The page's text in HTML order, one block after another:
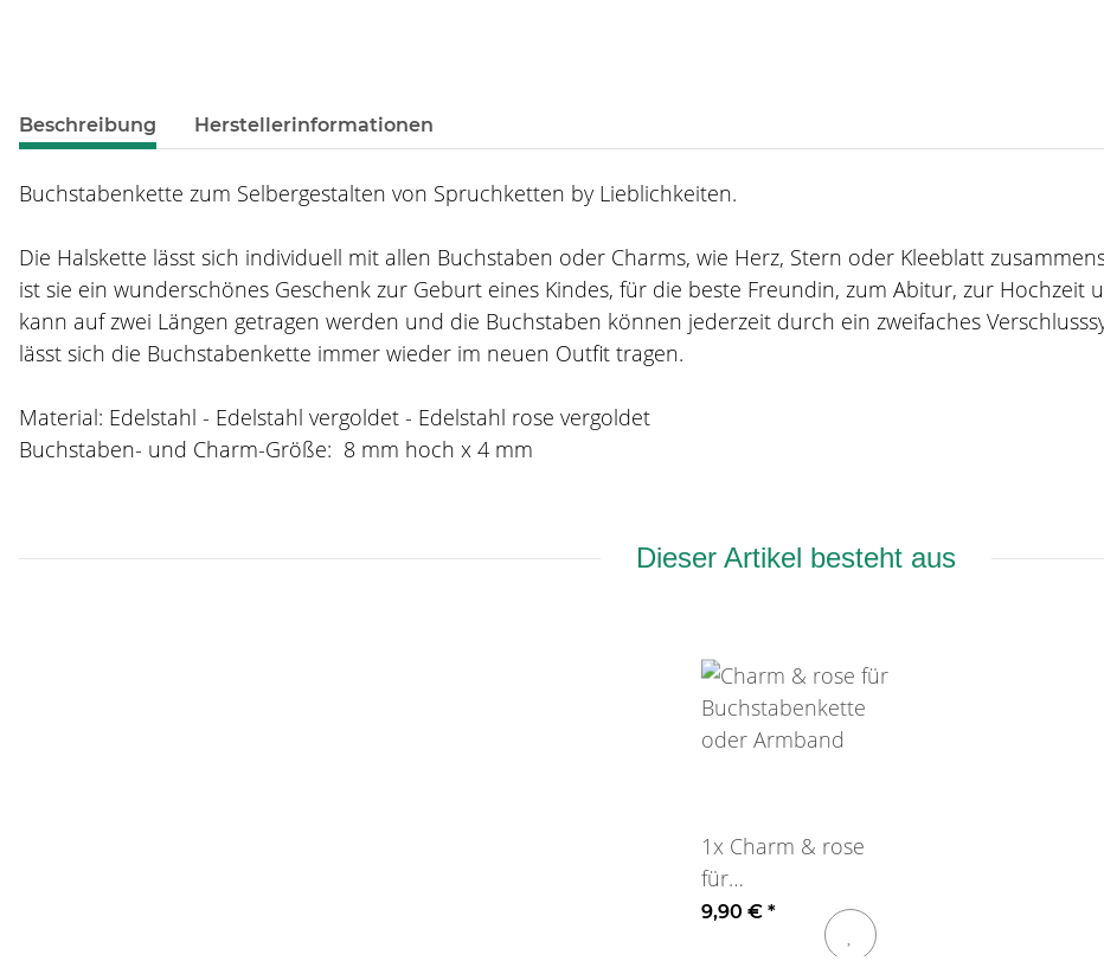
weitere Registerkarten anzeigen
Beschreibung Herstellerinformationen
Buchstabenkette zum Selbergestalten von Spruchketten by Lieblichkeiten.
Die Halskette lässt sich individuell mit allen Buchstaben oder Charms, wie Herz, Stern oder Kleeblatt
ist sie ein wunderschönes Geschenk zur Geburt eines Kindes, für die beste Freundin, zum Abitur, zur Hochzeit
kann auf zwei Längen getragen werden und die Buchstaben können jederzeit durch ein zweifaches
lässt sich die Buchstabenkette immer wieder im neuen Outfit tragen.
Material: Edelstahl - Edelstahl vergoldet - Edelstahl rose vergoldet
Buchstaben- und Charm-Größe: 8 mm hoch x 4 mm
Dieser Artikel besteht aus
1x Charm & rose
für
Buchstabenkette
oder Armband
9,90 € *